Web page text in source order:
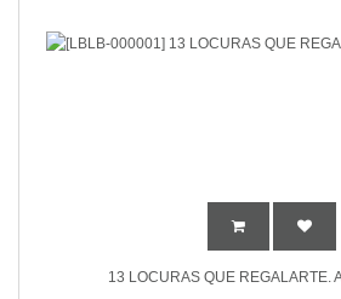
13 LOCURAS QUE REGALARTE.